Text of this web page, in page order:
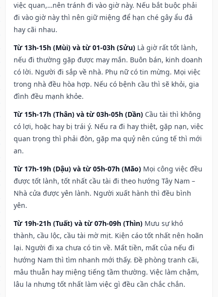
việc quan,…nên tránh đi vào giờ này. Nếu bắt buộc phải
đi vào giờ này thì nên giữ miệng để hạn ché gây ẩu đả
hay cãi nhau.
Từ 13h-15h (Mùi) và từ 01-03h (Sửu) Là giờ rất tốt lành,
nếu đi thường gặp được may mắn. Buôn bán, kinh doanh
có lời. Người đi sắp về nhà. Phụ nữ có tin mừng. Mọi việc
trong nhà đều hòa hợp. Nếu có bệnh cầu thì sẽ khỏi, gia
đình đều mạnh khỏe.
Từ 15h-17h (Thân) và từ 03h-05h (Dần) Cầu tài thì không
có lợi, hoặc hay bị trái ý. Nếu ra đi hay thiệt, gặp nạn, việc
quan trọng thì phải đòn, gặp ma quỷ nên cúng tế thì mới
an.
Từ 17h-19h (Dậu) và từ 05h-07h (Mão) Mọi công việc đều
được tốt lành, tốt nhất cầu tài đi theo hướng Tây Nam –
Nhà cửa được yên lành. Người xuất hành thì đều bình
yên.
Từ 19h-21h (Tuất) và từ 07h-09h (Thìn) Mưu sự khó
thành, cầu lộc, cầu tài mờ mịt. Kiện cáo tốt nhất nên hoãn
lại. Người đi xa chưa có tin về. Mất tiền, mất của nếu đi
hướng Nam thì tìm nhanh mới thấy. Đề phòng tranh cãi,
mâu thuẫn hay miệng tiếng tầm thường. Việc làm chậm,
lâu la nhưng tốt nhất làm việc gì đều cần chắc chắn.